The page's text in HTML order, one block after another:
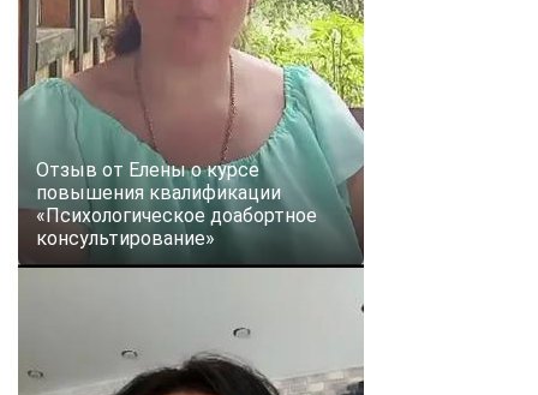
Отзыв от Елены о курсе
повышения квалификации
«Психологическое доабортное
консультирование»